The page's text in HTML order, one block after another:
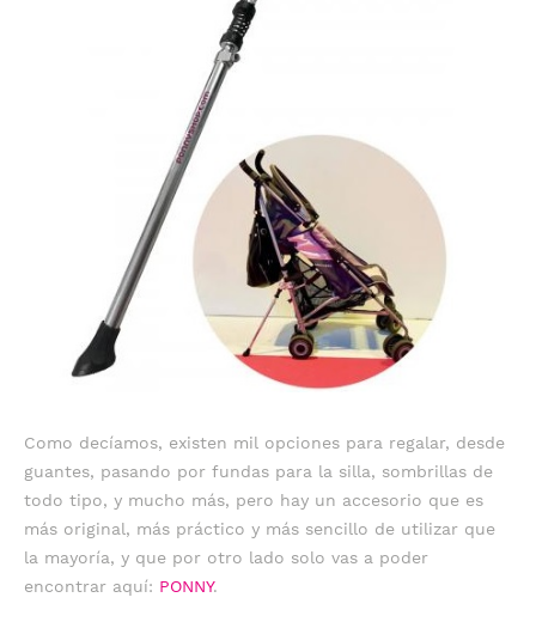
Como decíamos, existen mil opciones para regalar, desde
guantes, pasando por fundas para la silla, sombrillas de
todo tipo, y mucho más, pero hay un accesorio que es
más original, más práctico y más sencillo de utilizar que
la mayoría, y que por otro lado solo vas a poder
encontrar aquí: PONNY.